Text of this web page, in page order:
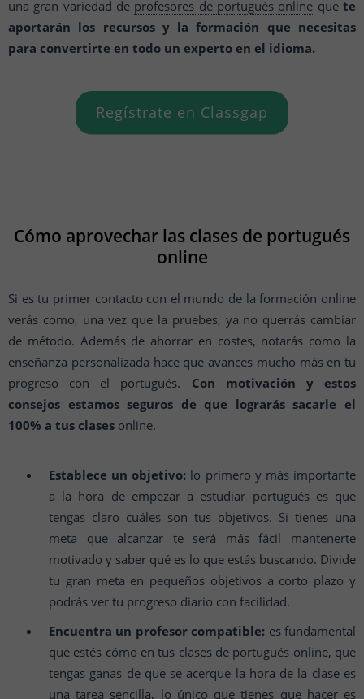
una gran variedad de profesores de portugués online quete
aportarán los recursos y la formación que necesitas
para convertirte en todo un experto en el idioma.
Regístrate en Classgap
Cómo aprovechar las clases de portugués
online
Si es tu primer contacto con el mundo de la formación online
verás como, una vez que la pruebes, ya no querrás cambiar
de método. Además de ahorrar en costes, notarás como la
enseñanza personalizada hace que avances mucho más en tu
progreso con el portugués. Con motivación y estos
consejos estamos seguros de que lograrás sacarle el
100% a tus clases online.
Establece un objetivo: lo primero y más importante
a la hora de empezar a estudiar portugués es que
tengas claro cuáles son tus objetivos. Si tienes una
meta que alcanzar te será más fácil mantenerte
motivado y saber qué es lo que estás buscando. Divide
tu gran meta en pequeños objetivos a corto plazo y
podrás ver tu progreso diario con facilidad.
Encuentra un profesor compatible: es fundamental
que estés cómo en tus clases de portugués online, que
tengas ganas de que se acerque la hora de la clase es
una tarea sencilla, lo único que tienes que hacer es